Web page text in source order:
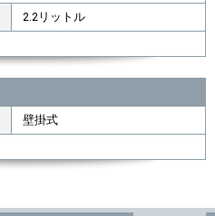
2.2リットル
壁掛式